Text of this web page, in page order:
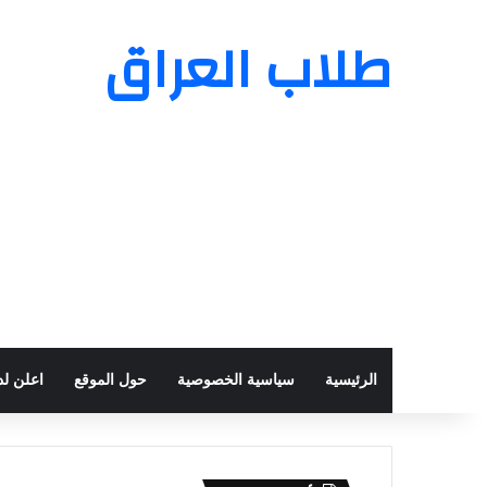
طلاب العراق
الرئيسية سياسية الخصوصية حول الموقع اعلن